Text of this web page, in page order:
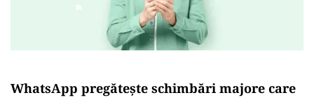
WhatsApp pregătește schimbări majore care